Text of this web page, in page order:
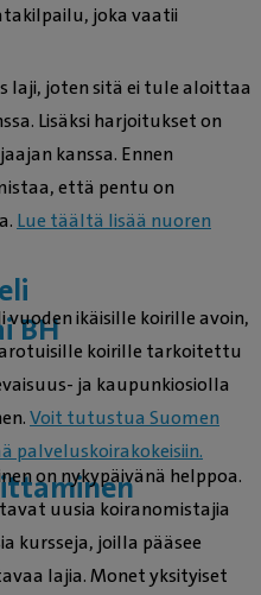
joka vaatii
laji, joten sitä ei tule aloittaa
Lisäksi harjoitukset on
kanssa. Ennen
että pentu on
Lue täältä lisää nuoren
BH ikäisille koirille avoin,
koirille tarkoitettu
ja kaupunkiosiolla
Voit tutustua Suomen
palveluskoirakokeisiin.
on nykypäivänä helppoa.
uusia koiranomistajia
kursseja, joilla pääsee
lajia. Monet yksityiset